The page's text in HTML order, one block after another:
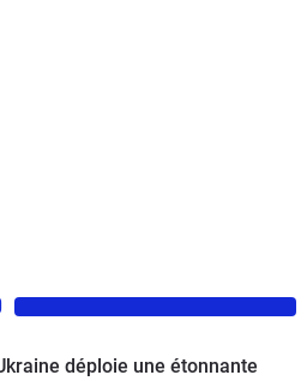
déploie une étonnante